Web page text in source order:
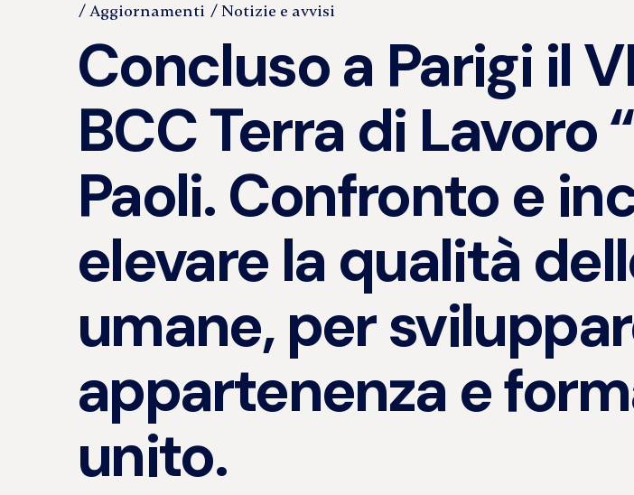
Aggiornamenti Notizie e avvisi
Concluso a Parigi il
BCC Terra di Lavoro
Paoli. Confronto e
elevare la qualità
umane, per
appartenenza e
unito.